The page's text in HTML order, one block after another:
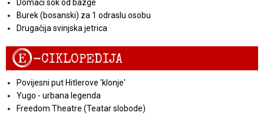
Domaći sok od bazge
Burek (bosanski) za 1 odraslu osobu
Drugačija svinjska jetrica
E-CIKLOPEDIJA
Povijesni put Hitlerove 'klonje'
Yugo - urbana legenda
Freedom Theatre (Teatar slobode)